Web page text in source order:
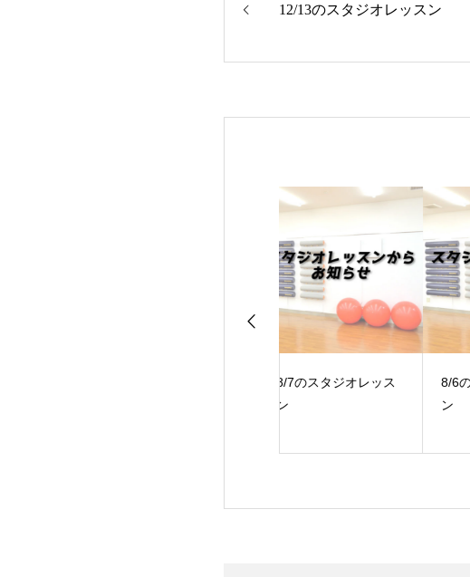
12/13のスタジオレッスン
8/6のスタジオレッス